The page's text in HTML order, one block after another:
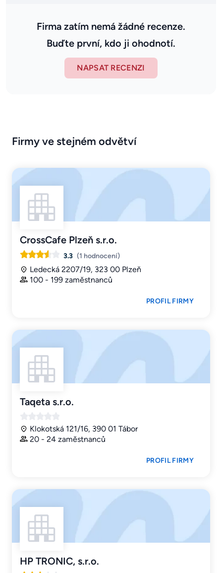
Firma zatím nemá žádné recenze.
Buďte první, kdo ji ohodnotí.
NAPSAT RECENZI
Firmy ve stejném odvětví
CrossCafe Plzeň s.r.o.
3.3 (1 hodnocení)
Ledecká 2207/19, 323 00 Plzeň
100 - 199 zaměstnanců
PROFIL FIRMY
Taqeta s.r.o.
Klokotská 121/16, 390 01 Tábor
20 - 24 zaměstnanců
PROFIL FIRMY
HP TRONIC, s.r.o.